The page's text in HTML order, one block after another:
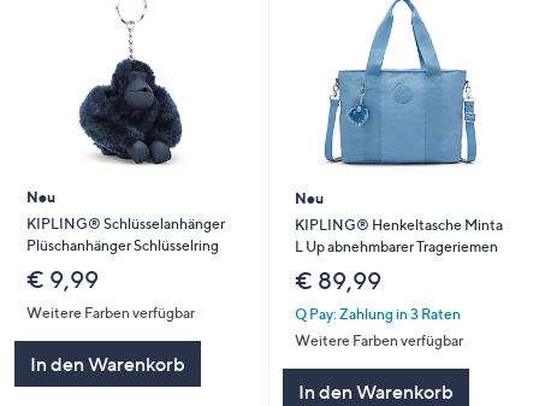
Neu
KIPLING® Schlüsselanhänger
Plüschanhänger Schlüsselring
€ 9,99
Weitere Farben verfügbar
In den Warenkorb
Neu
KIPLING® Henkeltasche Minta
L Up abnehmbarer Trageriemen
€ 89,99
Q Pay: Zahlung in 3 Raten
Weitere Farben verfügbar
In den Warenkorb